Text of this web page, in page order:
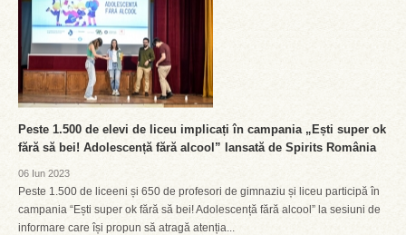
Peste 1.500 de elevi de liceu implicați în campania „Ești super ok
fără să bei! Adolescență fără alcool” lansată de Spirits România
06 Iun 2023
Peste 1.500 de liceeni și 650 de profesori de gimnaziu și liceu participă în
campania “Ești super ok fără să bei! Adolescență fără alcool” la sesiuni de
informare care își propun să atragă atenția...